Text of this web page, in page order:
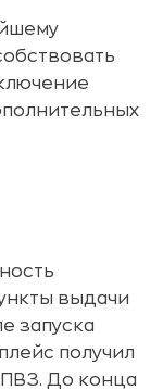
выдачи
запуска
получил
ПВЗ. До конца